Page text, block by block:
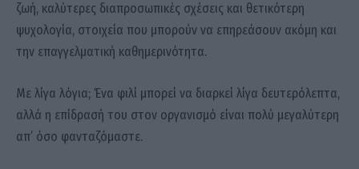
ζωή, καλύτερες διαπροσωπικές σχέσεις και θετικότερη
ψυχολογία, στοιχεία που μπορούν να επηρεάσουν ακόμη και
την επαγγελματική καθημερινότητα.
Με λίγα λόγια; Ένα φιλί μπορεί να διαρκεί λίγα δευτερόλεπτα,
αλλά η επίδρασή του στον οργανισμό είναι πολύ μεγαλύτερη
απ’ όσο φανταζόμαστε.